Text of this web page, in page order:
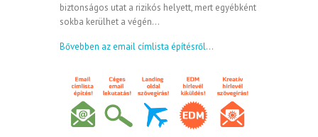
biztonságos utat a rizikós helyett, mert egyébként
sokba kerülhet a végén…
Bővebben az email címlista építésről…